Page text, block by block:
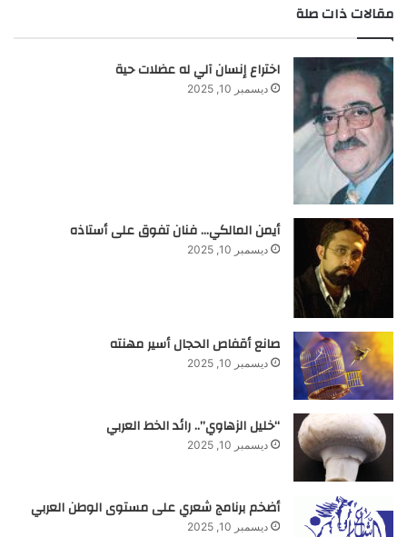
مقالات ذات صلة
اختراع إنسان آلي له عضلات حية
ديسمبر 10, 2025
أيمن المالكي… فنان تفوق على أستاذه
ديسمبر 10, 2025
صانع أقفاص الحجال أسير مهنته
ديسمبر 10, 2025
“خليل الزهاوي”.. رائد الخط العربي
ديسمبر 10, 2025
أضخم برنامج شعري على مستوى الوطن العربي
ديسمبر 10, 2025